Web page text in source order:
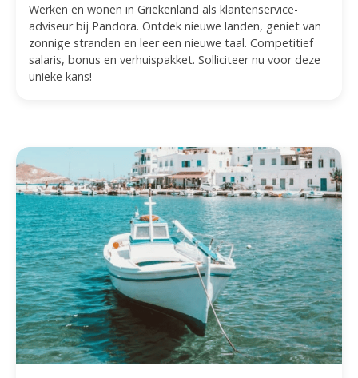
Werken en wonen in Griekenland als klantenservice-
adviseur bij Pandora. Ontdek nieuwe landen, geniet van
zonnige stranden en leer een nieuwe taal. Competitief
salaris, bonus en verhuispakket. Solliciteer nu voor deze
unieke kans!